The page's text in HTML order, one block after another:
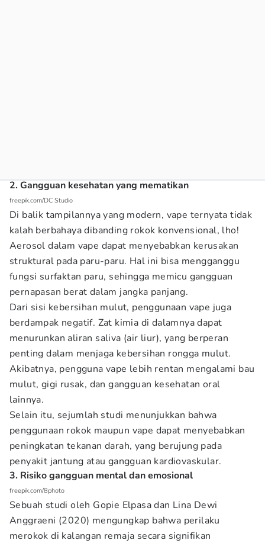
2. Gangguan kesehatan yang mematikan
freepik.com/DC Studio
Di balik tampilannya yang modern, vape ternyata tidak
kalah berbahaya dibanding rokok konvensional, lho!
Aerosol dalam vape dapat menyebabkan kerusakan
struktural pada paru-paru. Hal ini bisa mengganggu
fungsi surfaktan paru, sehingga memicu gangguan
pernapasan berat dalam jangka panjang.
Dari sisi kebersihan mulut, penggunaan vape juga
berdampak negatif. Zat kimia di dalamnya dapat
menurunkan aliran saliva (air liur), yang berperan
penting dalam menjaga kebersihan rongga mulut.
Akibatnya, pengguna vape lebih rentan mengalami bau
mulut, gigi rusak, dan gangguan kesehatan oral
lainnya.
Selain itu, sejumlah studi menunjukkan bahwa
penggunaan rokok maupun vape dapat menyebabkan
peningkatan tekanan darah, yang berujung pada
penyakit jantung atau gangguan kardiovaskular.
3. Risiko gangguan mental dan emosional
freepik.com/8photo
Sebuah studi oleh Gopie Elpasa dan Lina Dewi
Anggraeni (2020) mengungkap bahwa perilaku
merokok di kalangan remaja secara signifikan